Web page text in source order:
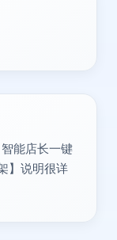
能店长一键
】说明很详